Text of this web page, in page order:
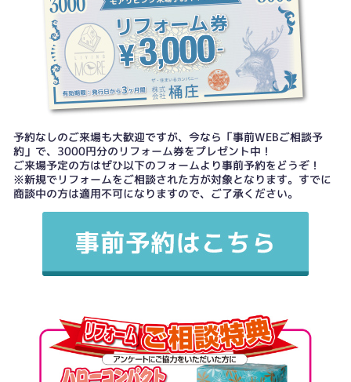
予約なしのご来場も大歓迎ですが、今なら「事前WEBご相談予
約」で、3000円分のリフォーム券をプレゼント中！
ご来場予定の方はぜひ以下のフォームより事前予約をどうぞ！
※新規でリフォームをご相談された方が対象となります。すでに
商談中の方は適用不可になりますので、ご了承ください。